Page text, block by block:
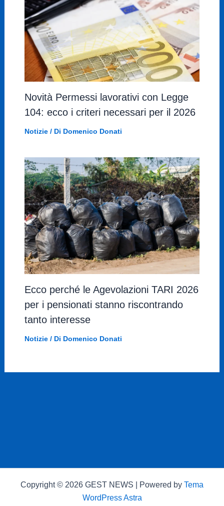
Novità Permessi lavorativi con Legge
104: ecco i criteri necessari per il 2026
Notizie/ Di Domenico Donati
Ecco perché le Agevolazioni TARI 2026
per i pensionati stanno riscontrando
tanto interesse
Notizie/ Di Domenico Donati
Copyright © 2026 GEST NEWS | Powered by Tema
WordPress Astra